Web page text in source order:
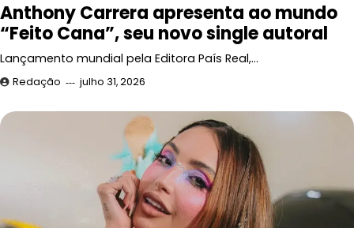
Anthony Carrera apresenta ao mundo
“Feito Cana”, seu novo single autoral
Lançamento mundial pela Editora País Real,…
Redação julho 31, 2026